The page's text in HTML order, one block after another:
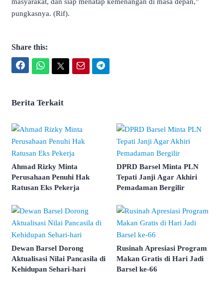
masyarakat, dan siap menatap kemenangan di masa depan,”
pungkasnya. (Rif).
Share this:
Berita Terkait
Ahmad Rizky Minta
Perusahaan Penuhi Hak
Ratusan Eks Pekerja
DPRD Barsel Minta PLN
Tepati Janji Agar Akhiri
Pemadaman Bergilir
Dewan Barsel Dorong
Aktualisasi Nilai Pancasila di
Kehidupan Sehari-hari
Rusinah Apresiasi Program
Makan Gratis di Hari Jadi
Barsel ke-66